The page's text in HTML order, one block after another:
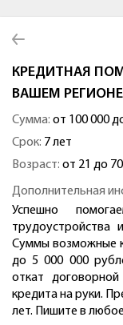
КРЕДИТНАЯ
ВАШЕМ РЕГИОНЕ
Сумма: от 100 000
Срок: 7 лет
Возраст: от 21 до 70
Дополнительная
Успешно
Суммы возможные
до 5 000 000
откат
кредита на руки.
лет. Пишите в